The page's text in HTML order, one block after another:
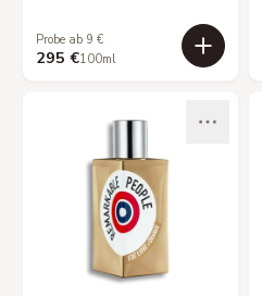
Probe ab 9 €
295 €100ml